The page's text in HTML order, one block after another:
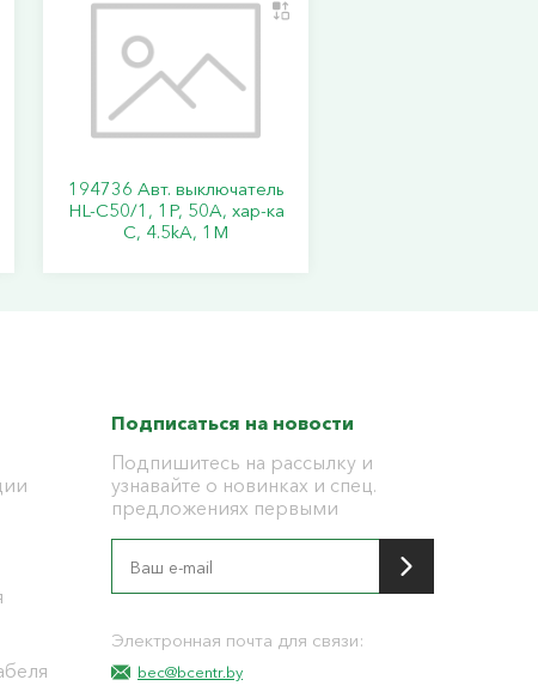
194736 Авт. выключатель
HL-C50/1, 1P, 50A, хар-ка
C, 4.5kA, 1M
Подписаться на новости
Подпишитесь на рассылку и
узнавайте о новинках и спец.
предложениях первыми
Электронная почта для связи:
bec@bcentr.by